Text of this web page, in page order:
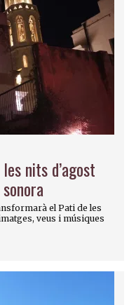
nits d’agost
el Pati de les
veus i músiques